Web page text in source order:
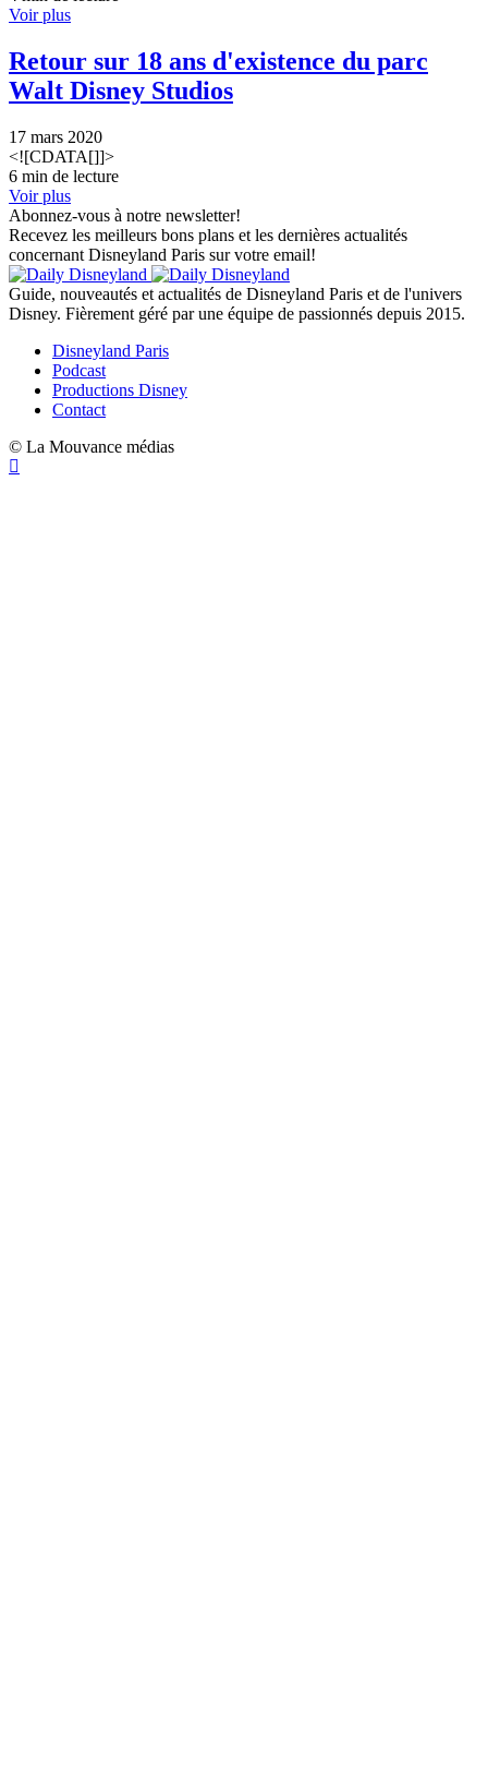
Voir plus
Retour sur 18 ans d'existence du parc
Walt Disney Studios
17 mars 2020
<![CDATA[]]>
6 min de lecture
Voir plus
Abonnez-vous à notre newsletter!
Recevez les meilleurs bons plans et les dernières actualités
concernant Disneyland Paris sur votre email!
Guide, nouveautés et actualités de Disneyland Paris et de l'univers
Disney. Fièrement géré par une équipe de passionnés depuis 2015.
Disneyland Paris
Podcast
Productions Disney
Contact
© La Mouvance médias